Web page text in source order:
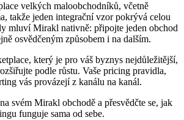
velkých maloobchodníků, včetně
takže jeden integrační vzor pokrývá celou
mluví Mirakl nativně: připojte jeden obchod
osvědčeným způsobem i na dalším.
který je pro váš byznys nejdůležitější,
podle růstu. Vaše pricing pravidla,
vás provázejí z kanálu na kanál.
svém Mirakl obchodě a přesvědčte se, jak
funguje sama od sebe.